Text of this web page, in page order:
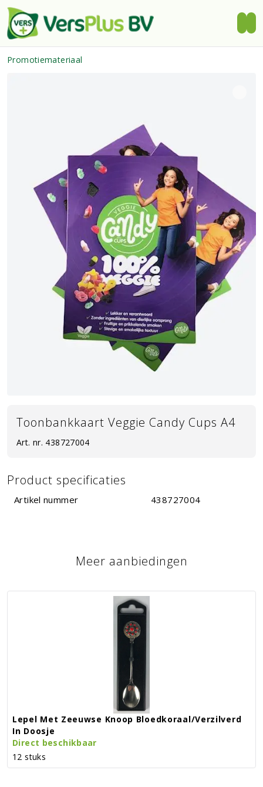
Promotiemateriaal
Toonbankkaart Veggie Candy Cups A4
Art. nr. 438727004
Product specificaties
Artikel nummer 438727004
Meer aanbiedingen
Lepel Met Zeeuwse Knoop Bloedkoraal/verzilverd
In Doosje
Direct beschikbaar
12 stuks